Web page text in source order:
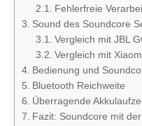
Fehlerfreie
Sound des Soundcore
Vergleich mit JBL
Vergleich mit
Bedienung und
Bluetooth Reichweite
Überragende
Fazit: Soundcore mit